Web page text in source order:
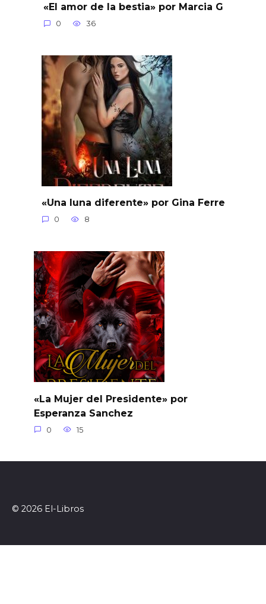
«El amor de la bestia» por Marcia G
0 36
«Una luna diferente» por Gina Ferre
0 8
«La Mujer del Presidente» por
Esperanza Sanchez
0 15
© 2026 El-Libros